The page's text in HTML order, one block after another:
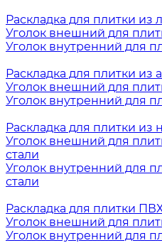
Раскладка для плитки из
Уголок внешний для
Уголок внутренний для
Раскладка для плитки из
Уголок внешний для
Уголок внутренний для
Раскладка для плитки
Уголок внешний для
стали
Уголок внутренний для
стали
Раскладка для плитки
Уголок внешний для
Уголок внутренний для